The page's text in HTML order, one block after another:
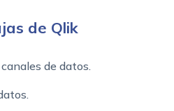
de Qlik
de datos.